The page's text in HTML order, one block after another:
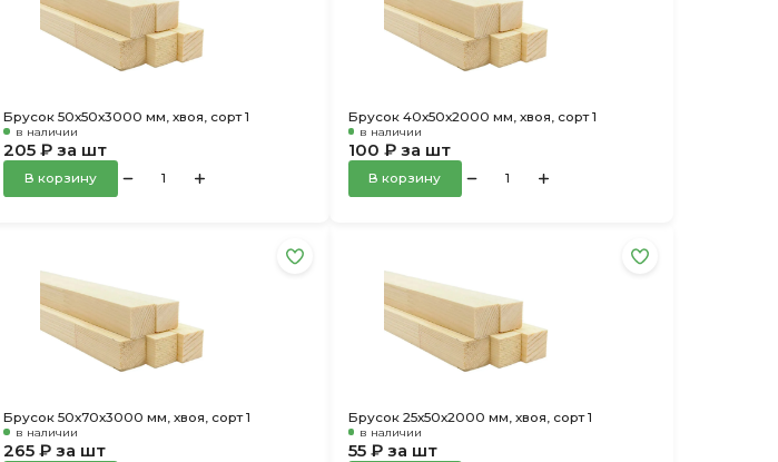
Брусок 50х50х3000 мм, хвоя, сорт 1
в наличии
205 ₽ за шт
В корзину
Брусок 40х50х2000 мм, хвоя, сорт 1
в наличии
100 ₽ за шт
В корзину
Брусок 50х70х3000 мм, хвоя, сорт 1
в наличии
265 ₽ за шт
Брусок 25х50х2000 мм, хвоя, сорт 1
в наличии
55 ₽ за шт